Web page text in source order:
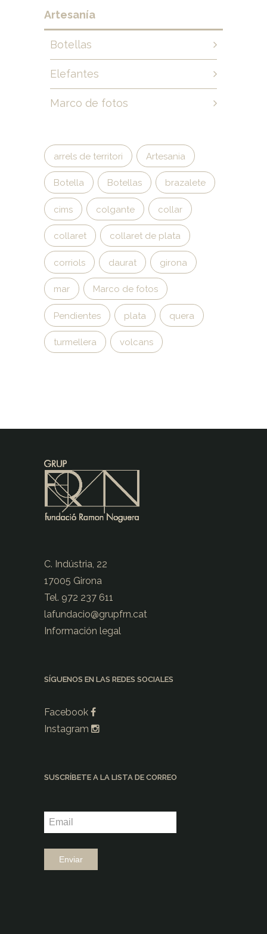
Artesanía
Botellas
Elefantes
Marco de fotos
arrels de territori Artesania
Botella Botellas brazalete
cims colgante collar
collaret collaret de plata
corriols daurat girona
mar Marco de fotos
Pendientes plata quera
turmellera volcans
C. Indústria, 22
17005 Girona
Tel. 972 237 611
lafundacio@grupfrn.cat
Información legal
SÍGUENOS EN LAS REDES SOCIALES
Facebook
Instagram
SUSCRÍBETE A LA LISTA DE CORREO